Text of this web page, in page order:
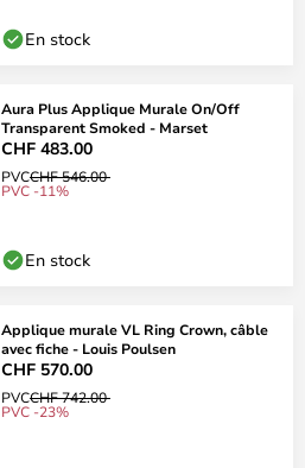
En stock
Aura Plus Applique Murale On/Off
Transparent Smoked - Marset
CHF 483.00
PVCCHF 546.00
PVC -11%
En stock
Applique murale VL Ring Crown, câble
avec fiche - Louis Poulsen
CHF 570.00
PVCCHF 742.00
PVC -23%